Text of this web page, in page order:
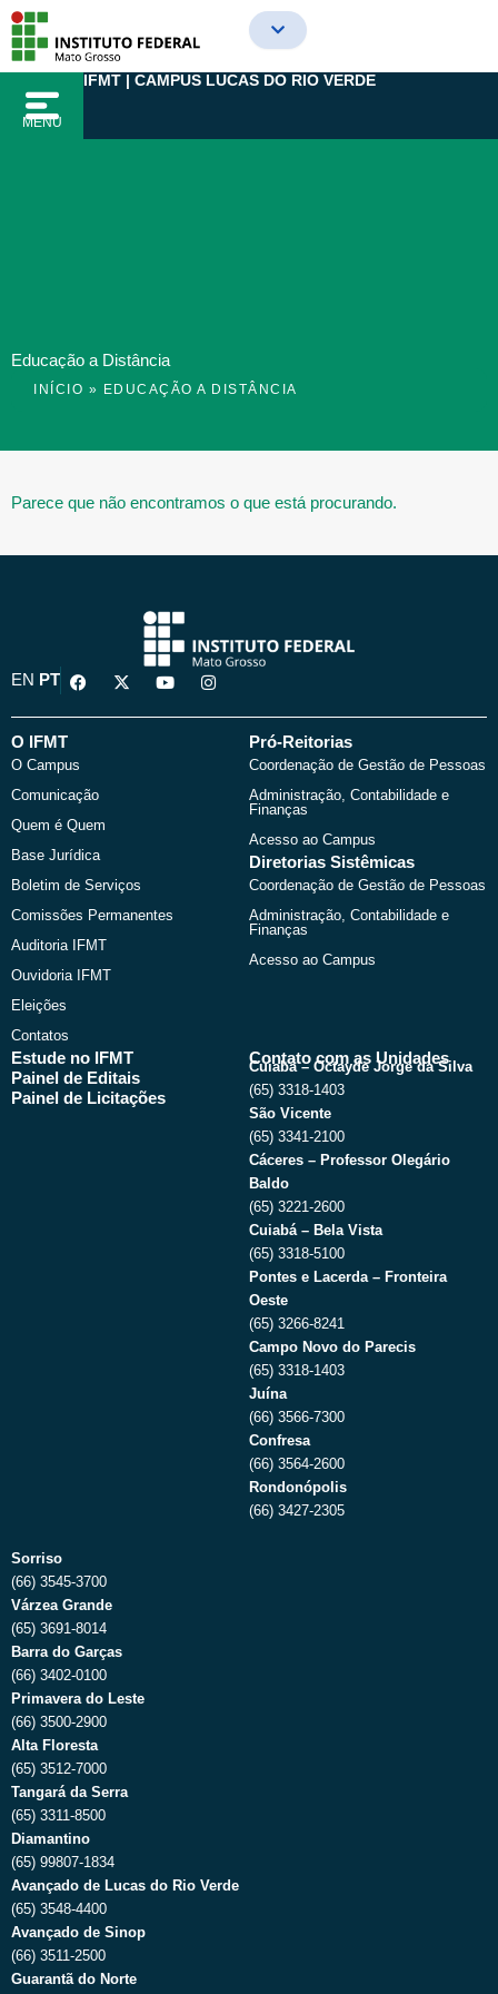
para
conteúdo
MENU
IFMT | CAMPUS LUCAS DO RIO VERDE
Educação a Distância
INÍCIO » EDUCAÇÃO A DISTÂNCIA
Parece que não encontramos o que está procurando.
EN PT
F
a
e
o
k
X
-
w
Y
o
t
I
n
t
O IFMT
O Campus
Comunicação
Quem é Quem
Base Jurídica
Boletim de Serviços
Comissões Permanentes
Auditoria IFMT
Ouvidoria IFMT
Eleições
Contatos
Pró-Reitorias
Coordenação de Gestão de Pessoas
Administração, Contabilidade e
Finanças
Acesso ao Campus
Diretorias Sistêmicas
Coordenação de Gestão de Pessoas
Administração, Contabilidade e
Finanças
Acesso ao Campus
Estude no IFMT
Painel de Editais
Painel de Licitações
Contato com as Unidades
Cuiabá – Octayde Jorge da Silva
(65) 3318-1403
São Vicente
(65) 3341-2100
Cáceres – Professor Olegário
Baldo
(65) 3221-2600
Cuiabá – Bela Vista
(65) 3318-5100
Pontes e Lacerda – Fronteira
Oeste
(65) 3266-8241
Campo Novo do Parecis
(65) 3318-1403
Juína
(66) 3566-7300
Confresa
(66) 3564-2600
Rondonópolis
(66) 3427-2305
Sorriso
(66) 3545-3700
Várzea Grande
(65) 3691-8014
Barra do Garças
(66) 3402-0100
Primavera do Leste
(66) 3500-2900
Alta Floresta
(65) 3512-7000
Tangará da Serra
(65) 3311-8500
Diamantino
(65) 99807-1834
Avançado de Lucas do Rio Verde
(65) 3548-4400
Avançado de Sinop
(66) 3511-2500
Guarantã do Norte